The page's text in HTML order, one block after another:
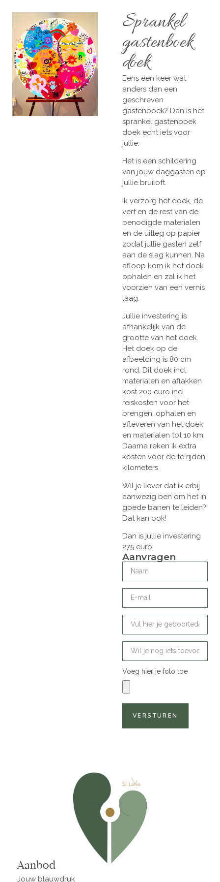
Sprankel
gastenboek
doek
Eens een keer wat
anders dan een
geschreven
gastenboek? Dan is het
sprankel gastenboek
doek echt iets voor
jullie.
Het is een schildering
van jouw daggasten op
jullie bruiloft.
Ik verzorg het doek, de
verf en de rest van de
benodigde materialen
en de uitleg op papier
zodat jullie gasten zelf
aan de slag kunnen. Na
afloop kom ik het doek
ophalen en zal ik het
voorzien van een vernis
laag.
Jullie investering is
afhankelijk van de
grootte van het doek.
Het doek op de
afbeelding is 80 cm
rond. Dit doek incl
materialen en aflakken
kost 200 euro incl
reiskosten voor het
brengen, ophalen en
afleveren van het doek
en materialen tot 10 km.
Daarna reken ik extra
kosten voor de te rijden
kilometers.
Wil je liever dat ik erbij
aanwezig ben om het in
goede banen te leiden?
Dat kan ook!
Dan is jullie investering
275 euro.
Aanvragen
Voeg hier je foto toe
VERSTUREN
Aanbod
Jouw blauwdruk